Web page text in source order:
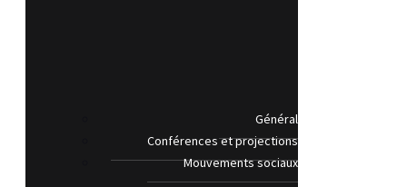
Général
Conférences et projections
Mouvements sociaux